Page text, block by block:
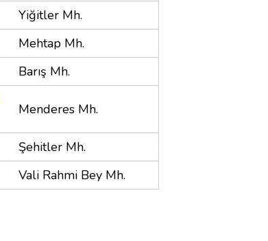
Yiğitler Mh.
Mehtap Mh.
Barış Mh.
Menderes Mh.
Şehitler Mh.
Vali Rahmi Bey Mh.